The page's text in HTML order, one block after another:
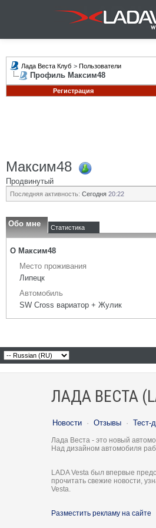
Лада Веста Клуб > Пользователи
Профиль Максим48
Регистрация
Максим48
Продвинутый
Последняя активность: Сегодня 20:22
Обо мне Статистика
О Максим48
Место проживания
Липецк
Автомобиль
SW Cross вариатор + Жулик
ЛАДА ВЕСТА
Новости · Отзывы · Тест-
Лада Веста - это новый
Над дизайном автомобиля
LADA Vesta был впервые
прочитать свежие новости,
Vesta.
Разместить рекламу на сайте